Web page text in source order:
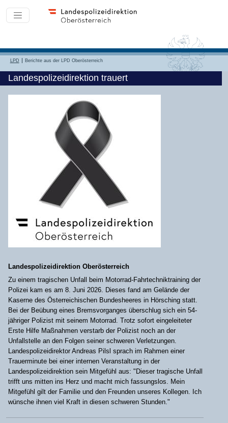
LPD Berichte aus der LPD Oberösterreich
Landespolizeidirektion trauert
Landespolizeidirektion Oberösterreich
Zu einem tragischen Unfall beim Motorrad-Fahrtechniktraining der
Polizei kam es am 8. Juni 2026. Dieses fand am Gelände der
Kaserne des Österreichischen Bundesheeres in Hörsching statt.
Bei der Beübung eines Bremsvorganges überschlug sich ein 54-
jähriger Polizist mit seinem Motorrad. Trotz sofort eingeleiteter
Erste Hilfe Maßnahmen verstarb der Polizist noch an der
Unfallstelle an den Folgen seiner schweren Verletzungen.
Landespolizeidirektor Andreas Pilsl sprach im Rahmen einer
Trauerminute bei einer internen Veranstaltung in der
Landespolizeidirektion sein Mitgefühl aus: "Dieser tragische Unfall
trifft uns mitten ins Herz und macht mich fassungslos. Mein
Mitgefühl gilt der Familie und den Freunden unseres Kollegen. Ich
wünsche ihnen viel Kraft in diesen schweren Stunden."